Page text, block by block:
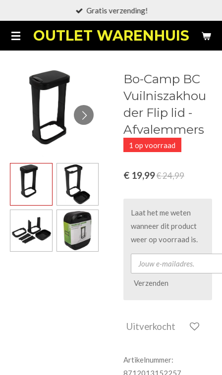
naar
de
OUTLET WARENHUIS
Gratis verzending!
Bo-Camp BC
Vuilniszakhou
der Flip lid -
Afvalemmers
1 op voorraad
€ 19,99€ 24,99
Laat het me weten
wanneer dit product
weer op voorraad is.
Verzenden
Uitverkocht
Artikelnummer:
8712013152257